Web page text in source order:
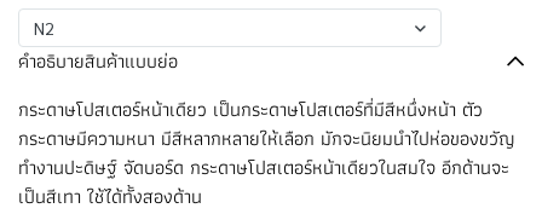
N2
คำอธิบายสินค้าแบบย่อ
กระดาษโปสเตอร์หน้าเดียว เป็นกระดาษโปสเตอร์ที่มีสีหนึ่งหน้า ตัว
กระดาษมีความหนา มีสีหลากหลายให้เลือก มักจะนิยมนำไปห่อของขวัญ
ทำงานปะดิษฐ์ จัดบอร์ด กระดาษโปสเตอร์หน้าเดียวในสมใจ อีกด้านจะ
เป็นสีเทา ใช้ได้ทั้งสองด้าน